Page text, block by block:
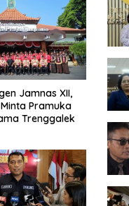
Jamnas XII,
Pramuka
Trenggalek